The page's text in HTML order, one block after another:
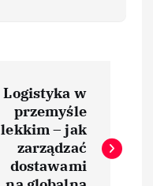
Logistyka w
przemyśle
lekkim – jak
zarządzać
dostawami